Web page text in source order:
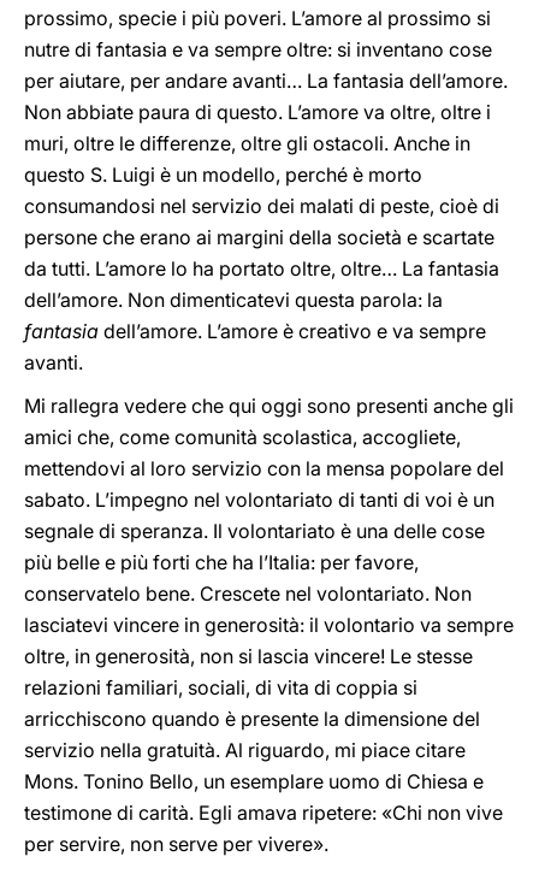
prossimo, specie i più poveri. L’amore al prossimo si
nutre di fantasia e va sempre oltre: si inventano cose
per aiutare, per andare avanti… La fantasia dell’amore.
Non abbiate paura di questo. L’amore va oltre, oltre i
muri, oltre le differenze, oltre gli ostacoli. Anche in
questo S. Luigi è un modello, perché è morto
consumandosi nel servizio dei malati di peste, cioè di
persone che erano ai margini della società e scartate
da tutti. L’amore lo ha portato oltre, oltre… La fantasia
dell’amore. Non dimenticatevi questa parola: la
fantasia dell’amore. L’amore è creativo e va sempre
avanti.
Mi rallegra vedere che qui oggi sono presenti anche gli
amici che, come comunità scolastica, accogliete,
mettendovi al loro servizio con la mensa popolare del
sabato. L’impegno nel volontariato di tanti di voi è un
segnale di speranza. Il volontariato è una delle cose
più belle e più forti che ha l’Italia: per favore,
conservatelo bene. Crescete nel volontariato. Non
lasciatevi vincere in generosità: il volontario va sempre
oltre, in generosità, non si lascia vincere! Le stesse
relazioni familiari, sociali, di vita di coppia si
arricchiscono quando è presente la dimensione del
servizio nella gratuità. Al riguardo, mi piace citare
Mons. Tonino Bello, un esemplare uomo di Chiesa e
testimone di carità. Egli amava ripetere: «Chi non vive
per servire, non serve per vivere».